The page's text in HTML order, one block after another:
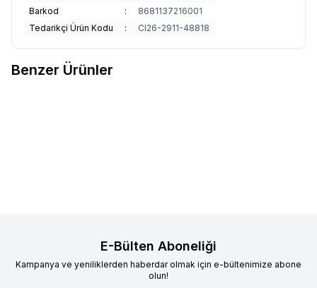
Barkod
:
8681137216001
Tedarikçi Ürün Kodu
: CI26-2911-48818
Benzer Ürünler
E-Bülten Aboneliği
Kampanya ve yeniliklerden haberdar olmak için e-bültenimize abone
olun!